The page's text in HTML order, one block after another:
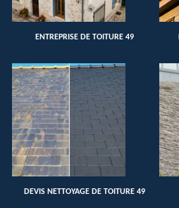
ENTREPRISE DE TOITURE 49
DEVIS NETTOYAGE DE TOITURE 49